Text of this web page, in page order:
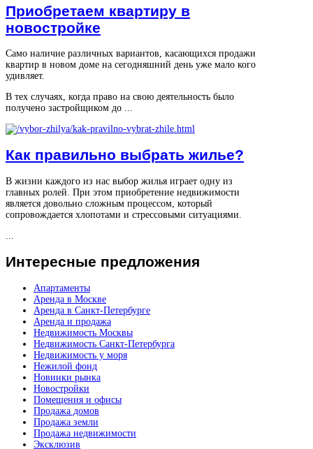
Приобретаем квартиру в
новостройке
Само наличие различных вариантов, касающихся продажи
квартир в новом доме на сегодняшний день уже мало кого
удивляет.
В тех случаях, когда право на свою деятельность было
получено застройщиком до ...
Как правильно выбрать жилье?
В жизни каждого из нас выбор жилья играет одну из
главных ролей. При этом приобретение недвижимости
является довольно сложным процессом, который
сопровождается хлопотами и стрессовыми ситуациями.
Интересные предложения
Апартаменты
Аренда в Москве
Аренда в Санкт-Петербурге
Аренда и продажа
Недвижимость Москвы
Недвижимость Санкт-Петербурга
Недвижимость у моря
Нежилой фонд
Новинки рынка
Новостройки
Помещения и офисы
Продажа домов
Продажа земли
Продажа недвижимости
Эксклюзив